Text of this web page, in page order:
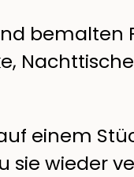
bemalten
einem
sie wieder